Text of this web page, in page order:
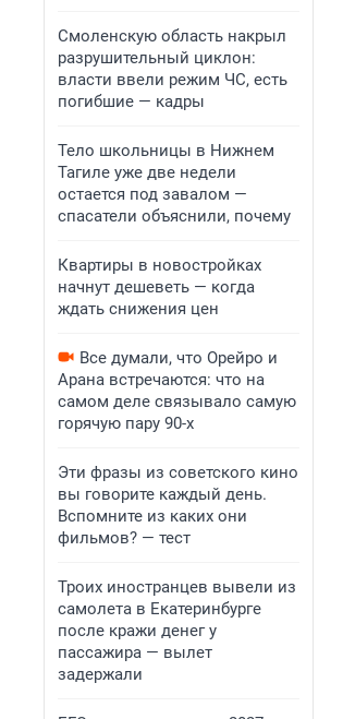
Смоленскую область накрыл
разрушительный циклон:
власти ввели режим ЧС, есть
погибшие — кадры
Тело школьницы в Нижнем
Тагиле уже две недели
остается под завалом —
спасатели объяснили, почему
Квартиры в новостройках
начнут дешеветь — когда
ждать снижения цен
Все думали, что Орейро и
Арана встречаются: что на
самом деле связывало самую
горячую пару 90-х
Эти фразы из советского кино
вы говорите каждый день.
Вспомните из каких они
фильмов? — тест
Троих иностранцев вывели из
самолета в Екатеринбурге
после кражи денег у
пассажира — вылет
задержали